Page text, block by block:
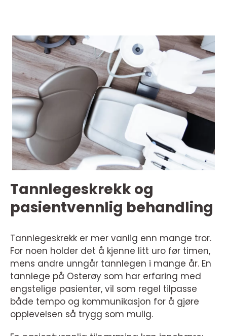
Tannlegeskrekk og
pasientvennlig behandling
Tannlegeskrekk er mer vanlig enn mange tror.
For noen holder det å kjenne litt uro før timen,
mens andre unngår tannlegen i mange år. En
tannlege på Osterøy som har erfaring med
engstelige pasienter, vil som regel tilpasse
både tempo og kommunikasjon for å gjøre
opplevelsen så trygg som mulig.